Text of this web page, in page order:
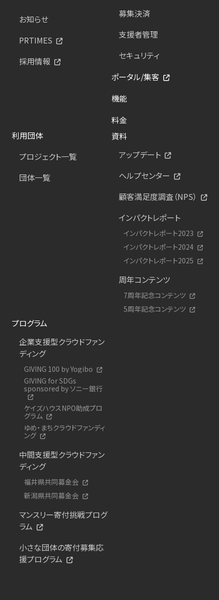
お知らせ
PRTIMES
採用情報
募集決済
支援者管理
セキュリティ
ポータル/集客
機能
料金
利用団体
プロジェクト一覧
団体一覧
資料
アップデート
ヘルプセンター
顧客満足度調査（NPS）
インパクトレポート
インパクトレポート2023
インパクトレポート2024
インパクトレポート2025
周年コンテンツ
7周年記念コンテンツ
5周年記念コンテンツ
プログラム
企業支援型クラウドファン
ディング
GIVING 100 by Yogibo
GIVING for SDGs
sponsored by ソニー銀行
ケイズハウスNPO助成プロ
グラム
ゆめ・まちクラウドファンディ
ング
中間支援型クラウドファン
ディング
福井県共同募金会
新潟県共同募金会
マンスリー寄付挑戦プログ
ラム
小さな団体の寄付募集応
援プログラム